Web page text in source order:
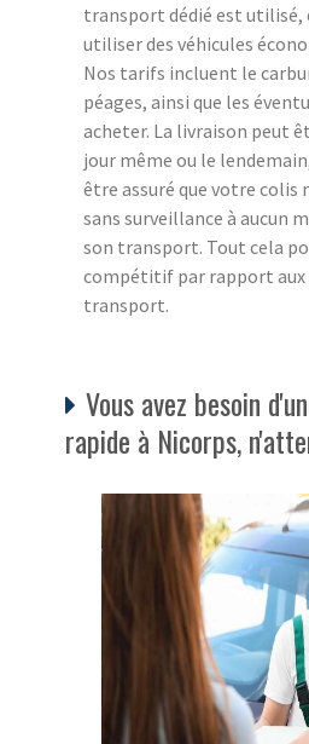
transport dédié est utilisé,
utiliser des véhicules
Nos tarifs incluent le
péages, ainsi que les
acheter. La livraison peut
jour même ou le
être assuré que votre colis
sans surveillance à aucun
son transport. Tout cela
compétitif par rapport aux
transport.
Vous avez besoin
rapide à Nicorps,